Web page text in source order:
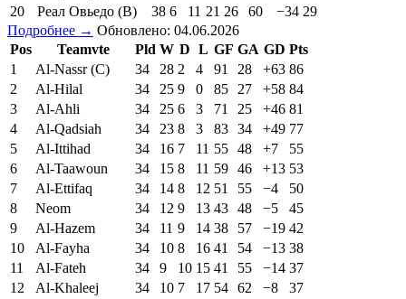
20
Реал Овьедо (В) 38 6 11 21 26 60 −34 29
Подробнее → Обновлено: 04.06.2026
Pos
Teamvte Pld W D L GF GA GD Pts
1
Al-Nassr (C) 34 28 2 4 91 28 +63 86
2
Al-Hilal 34 25 9 0 85 27 +58 84
3
Al-Ahli 34 25 6 3 71 25 +46 81
4
Al-Qadsiah 34 23 8 3 83 34 +49 77
5
Al-Ittihad 34 16 7 11 55 48 +7
55
6
Al-Taawoun 34 15 8 11 59 46 +13 53
7
Al-Ettifaq 34 14 8 12 51 55 −4
50
8
Neom 34 12 9 13 43 48 −5
45
9
Al-Hazem 34 11 9 14 38 57 −19 42
10
Al-Fayha 34 10 8 16 41 54 −13 38
11
Al-Fateh 34 9 10 15 41 55 −14 37
12
Al-Khaleej 34 10 7 17 54 62 −8
37